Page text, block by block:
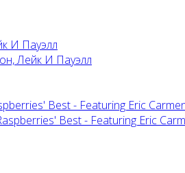
И Пауэлл
Best - Featuring Eric